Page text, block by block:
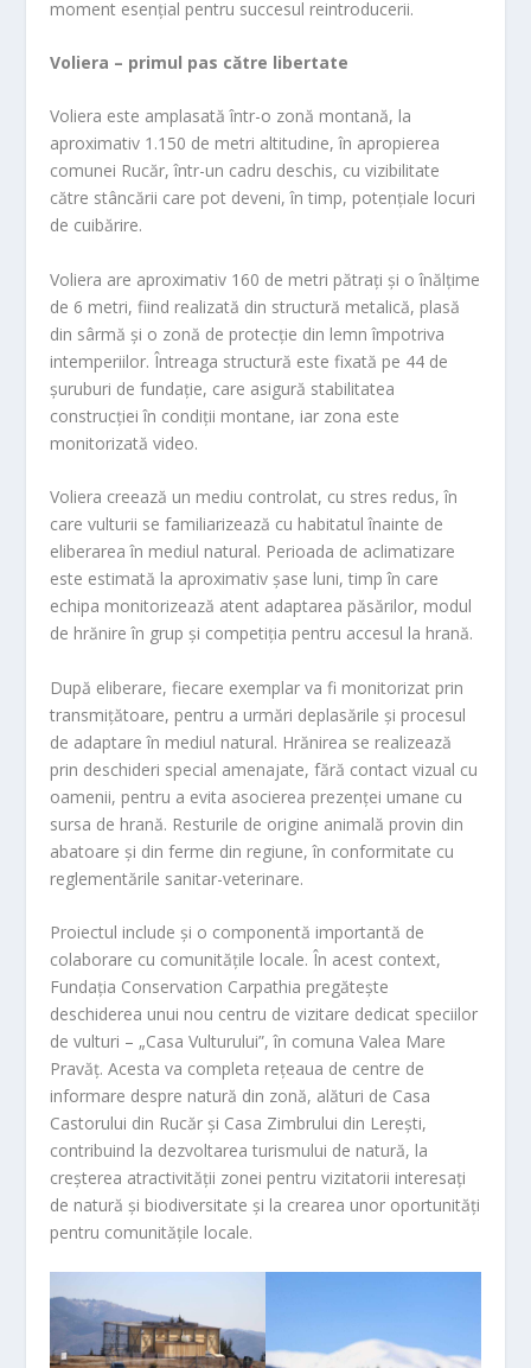
moment esențial pentru succesul reintroducerii.
Voliera – primul pas către libertate
Voliera este amplasată într-o zonă montană, la
aproximativ 1.150 de metri altitudine, în apropierea
comunei Rucăr, într-un cadru deschis, cu vizibilitate
către stâncării care pot deveni, în timp, potențiale locuri
de cuibărire.
Voliera are aproximativ 160 de metri pătrați și o înălțime
de 6 metri, fiind realizată din structură metalică, plasă
din sârmă și o zonă de protecție din lemn împotriva
intemperiilor. Întreaga structură este fixată pe 44 de
șuruburi de fundație, care asigură stabilitatea
construcției în condiții montane, iar zona este
monitorizată video.
Voliera creează un mediu controlat, cu stres redus, în
care vulturii se familiarizează cu habitatul înainte de
eliberarea în mediul natural. Perioada de aclimatizare
este estimată la aproximativ șase luni, timp în care
echipa monitorizează atent adaptarea păsărilor, modul
de hrănire în grup și competiția pentru accesul la hrană.
După eliberare, fiecare exemplar va fi monitorizat prin
transmițătoare, pentru a urmări deplasările și procesul
de adaptare în mediul natural. Hrănirea se realizează
prin deschideri special amenajate, fără contact vizual cu
oamenii, pentru a evita asocierea prezenței umane cu
sursa de hrană. Resturile de origine animală provin din
abatoare și din ferme din regiune, în conformitate cu
reglementările sanitar-veterinare.
Proiectul include și o componentă importantă de
colaborare cu comunitățile locale. În acest context,
Fundația Conservation Carpathia pregătește
deschiderea unui nou centru de vizitare dedicat speciilor
de vulturi – „Casa Vulturului”, în comuna Valea Mare
Pravăț. Acesta va completa rețeaua de centre de
informare despre natură din zonă, alături de Casa
Castorului din Rucăr și Casa Zimbrului din Lerești,
contribuind la dezvoltarea turismului de natură, la
creșterea atractivității zonei pentru vizitatorii interesați
de natură și biodiversitate și la crearea unor oportunități
pentru comunitățile locale.